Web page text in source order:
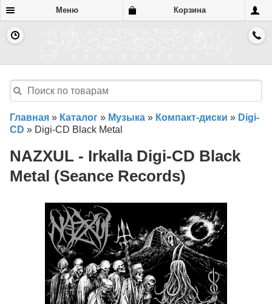
Меню Корзина
Главная » Каталог » Музыка » Компакт-диски » Digi-
CD » Digi-CD Black Metal
NAZXUL - Irkalla Digi-CD Black
Metal (Seance Records)